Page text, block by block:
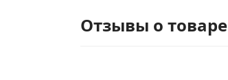
Отзывы о товаре